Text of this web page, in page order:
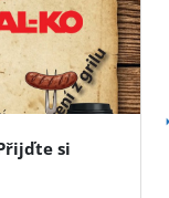
si